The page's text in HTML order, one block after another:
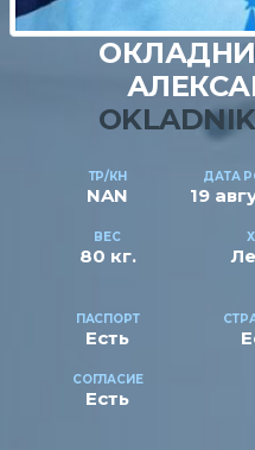
ТР/КН
NAN
ДАТА
19
ВЕС
80 кг.
ПАСПОРТ
Есть
СОГЛАСИЕ
Есть